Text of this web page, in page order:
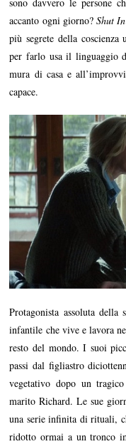
accanto ogni giorno?Shut
più segrete della
per farlo usa il linguaggio
mura di casa e
capace.
Protagonista assoluta
infantile che vive e lavora
resto del mondo. I suoi
passi dal figliastro
vegetativo dopo un
marito Richard. Le sue
una serie infinita di rituali,
ridotto ormai a un tronco